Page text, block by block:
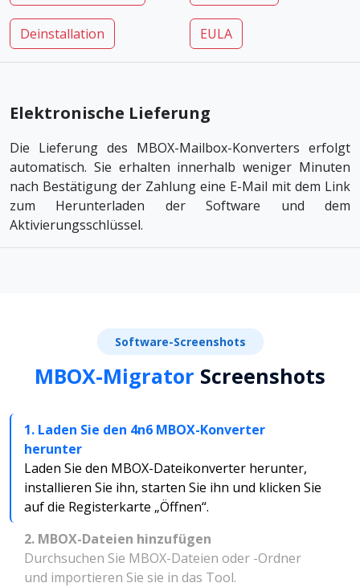
Deinstallation EULA
Elektronische Lieferung
Die Lieferung des MBOX-Mailbox-Konverters erfolgt
automatisch. Sie erhalten innerhalb weniger Minuten
nach Bestätigung der Zahlung eine E-Mail mit dem Link
zum Herunterladen der Software und dem
Aktivierungsschlüssel.
Software-Screenshots
MBOX-Migrator Screenshots
1. Laden Sie den 4n6 MBOX-Konverter
herunter
Laden Sie den MBOX-Dateikonverter herunter,
installieren Sie ihn, starten Sie ihn und klicken Sie
auf die Registerkarte „Öffnen“.
2. MBOX-Dateien hinzufügen
Durchsuchen Sie MBOX-Dateien oder -Ordner
und importieren Sie sie in das Tool.